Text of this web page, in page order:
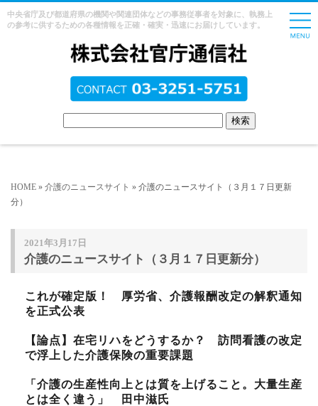
中央省庁及び都道府県の機関や関連団体などの事務従事者を対象に、執務上
の参考に供するための各種情報を正確・確実・迅速にお届けしています。
HOME » 介護のニュースサイト » 介護のニュースサイト（３月１７日更新
分）
2021年3月17日
介護のニュースサイト（３月１７日更新分）
これが確定版！ 厚労省、介護報酬改定の解釈通知
を正式公表
【論点】在宅リハをどうするか？ 訪問看護の改定
で浮上した介護保険の重要課題
「介護の生産性向上とは質を上げること。大量生産
とは全く違う」 田中滋氏